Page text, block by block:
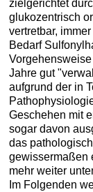
zielgerichtet
glukozentrisch
vertretbar,
Bedarf
Jahre gut
aufgrund der in
Geschehen mit
sogar davon
das
gewissermaßen
mehr weiter
Im Folgenden